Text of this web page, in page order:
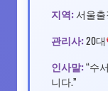
지역: 서울
관리사: 20대
인사말: “수
니다.”